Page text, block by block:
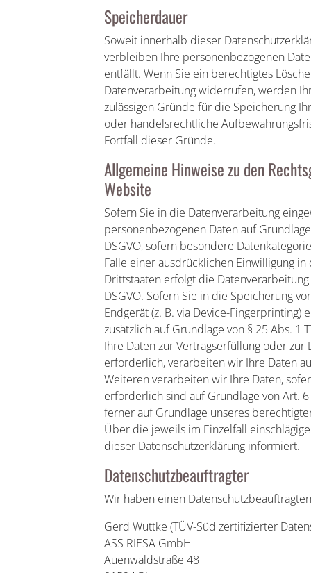
Speicherdauer
Soweit innerhalb dieser
verbleiben Ihre personenbezogenen
entfällt. Wenn Sie ein berechtigtes
Datenverarbeitung widerrufen, werden
zulässigen Gründe für die Speicherung
oder handelsrechtliche
Fortfall dieser Gründe.
Allgemeine Hinweise zu den
Website
Sofern Sie in die Datenverarbeitung
personenbezogenen Daten auf
DSGVO, sofern besondere
Falle einer ausdrücklichen Einwilligung
Drittstaaten erfolgt die
DSGVO. Sofern Sie in die Speicherung
Endgerät (z. B. via Device-
zusätzlich auf Grundlage von § 25 Abs. 1
Ihre Daten zur Vertragserfüllung oder
erforderlich, verarbeiten wir Ihre Daten
Weiteren verarbeiten wir Ihre Daten,
erforderlich sind auf Grundlage von Art.
ferner auf Grundlage unseres
Über die jeweils im Einzelfall
dieser Datenschutzerklärung informiert.
Datenschutz­beauftragter
Wir haben einen
Gerd Wuttke (TÜV-Süd zertifizierter
ASS RIESA GmbH
Auenwaldstraße 48